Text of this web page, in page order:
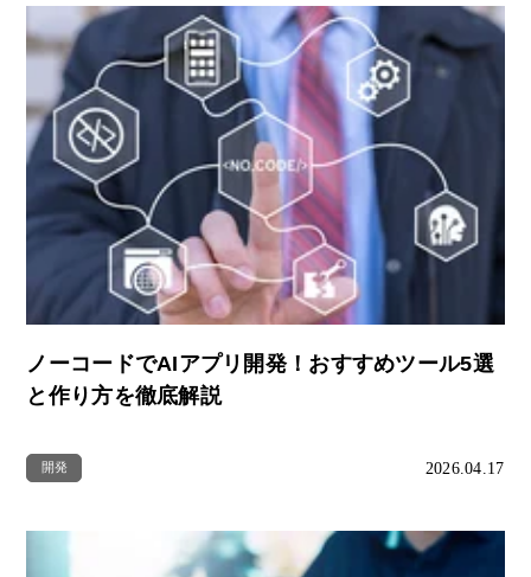
ノーコードでAIアプリ開発！おすすめツール5選
と作り方を徹底解説
開発 2026.04.17